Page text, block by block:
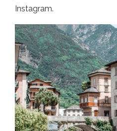
Instagram.